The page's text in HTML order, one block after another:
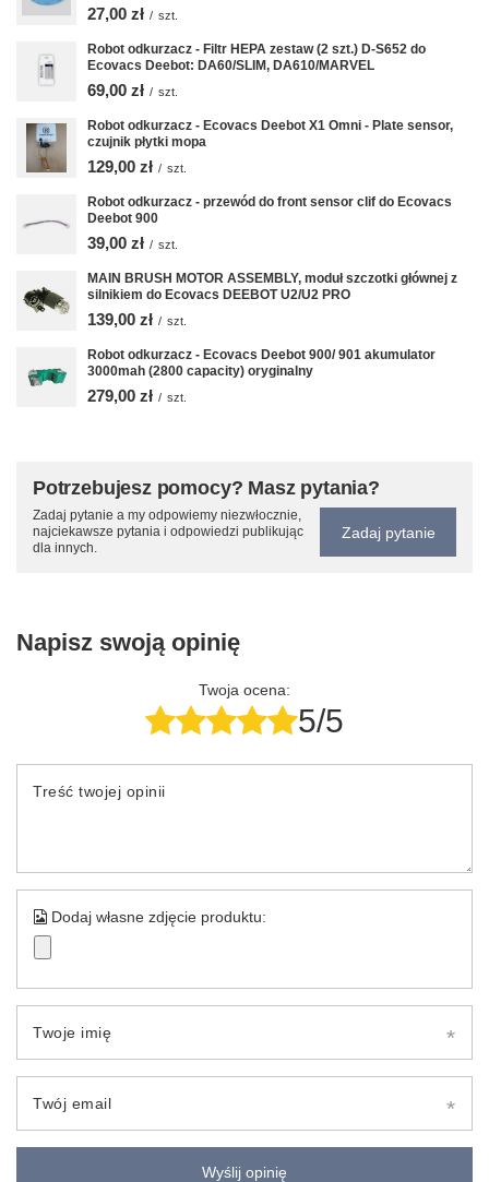
27,00 zł / szt.
Robot odkurzacz - Filtr HEPA zestaw (2 szt.) D-S652 do
Ecovacs Deebot: DA60/SLIM, DA610/MARVEL
69,00 zł / szt.
Robot odkurzacz - Ecovacs Deebot X1 Omni - Plate sensor,
czujnik płytki mopa
129,00 zł / szt.
Robot odkurzacz - przewód do front sensor clif do Ecovacs
Deebot 900
39,00 zł / szt.
MAIN BRUSH MOTOR ASSEMBLY, moduł szczotki głównej z
silnikiem do Ecovacs DEEBOT U2/U2 PRO
139,00 zł / szt.
Robot odkurzacz - Ecovacs Deebot 900/ 901 akumulator
3000mah (2800 capacity) oryginalny
279,00 zł / szt.
Potrzebujesz pomocy? Masz pytania?
Zadaj pytanie a my odpowiemy niezwłocznie,
najciekawsze pytania i odpowiedzi publikując
dla innych.
Zadaj pytanie
Napisz swoją opinię
Twoja ocena:
5/5
Treść twojej opinii
Dodaj własne zdjęcie produktu:
Twoje imię
Twój email
Wyślij opinię